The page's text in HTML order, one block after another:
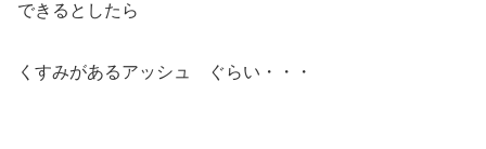
できるとしたら
くすみがあるアッシュ ぐらい・・・